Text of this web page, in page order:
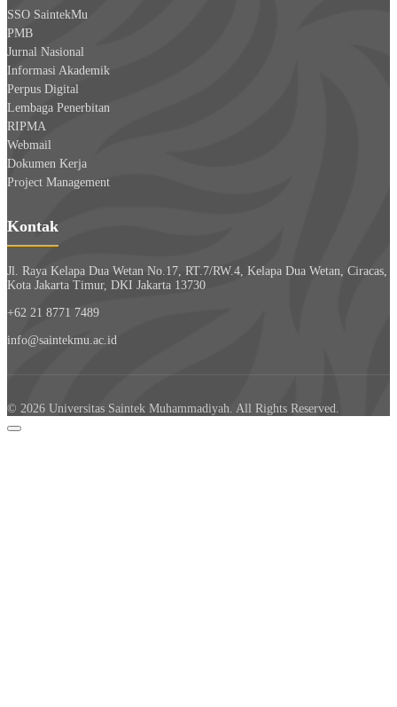
SSO SaintekMu
PMB
Jurnal Nasional
Informasi Akademik
Perpus Digital
Lembaga Penerbitan
RIPMA
Webmail
Dokumen Kerja
Project Management
Kontak
Jl. Raya Kelapa Dua Wetan No.17, RT.7/RW.4, Kelapa Dua Wetan, Ciracas,
Kota Jakarta Timur, DKI Jakarta 13730
+62 21 8771 7489
info@saintekmu.ac.id
© 2026 Universitas Saintek Muhammadiyah. All Rights Reserved.